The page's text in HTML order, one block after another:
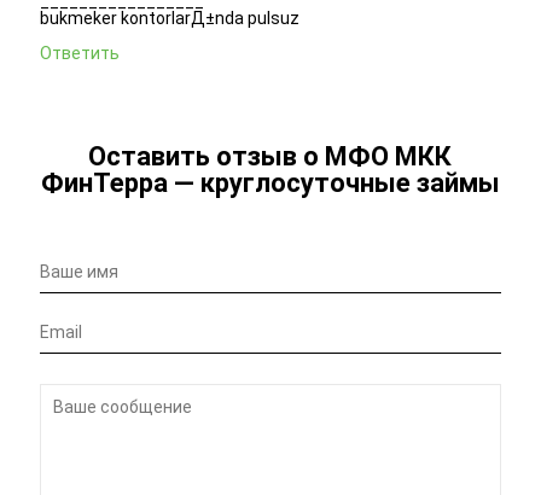
bukmeker kontorlarД±nda pulsuz
Ответить
Оставить отзыв о МФО МКК
ФинТерра — круглосуточные займы